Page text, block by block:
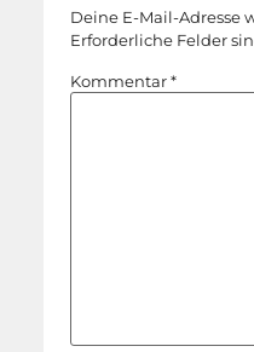
Deine E-Mail-Adresse
Erforderliche Felder
Kommentar*